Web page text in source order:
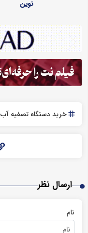
نوین
خرید دستگاه تصفیه آب
ارسال نظر
نام